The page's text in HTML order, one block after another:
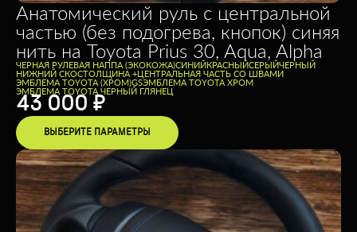
Анатомический руль c центральной
частью (без подогрева, кнопок) синяя
нить на Toyota Prius 30, Aqua, Alpha
ЧЕРНАЯ РУЛЕВАЯ НАППА (ЭКОКОЖА)CИНИЙКРАСНЫЙСЕРЫЙЧЕРНЫЙ
НИЖНИЙ СКОСТОЛЩИНА +ЦЕНТРАЛЬНАЯ ЧАСТЬ СО ШВАМИ
ЭМБЛЕМА TOYOTA (ХРОМ)GSЭМБЛЕМА TOYOTA ХРОМ
ЭМБЛЕМА TOYOTA ЧЕРНЫЙ ГЛЯНЕЦ
43 000 ₽
ВЫБЕРИТЕ ПАРАМЕТРЫ